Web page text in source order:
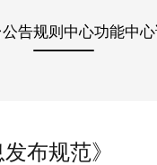
告规则中心功能中心
布规范》